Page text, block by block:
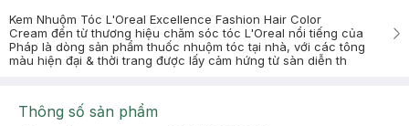
Kem Nhuộm Tóc L'Oreal Excellence Fashion Hair Color
Cream đến từ thương hiệu chăm sóc tóc L'Oreal nổi tiếng của
Pháp là dòng sản phẩm thuốc nhuộm tóc tại nhà, với các tông
màu hiện đại & thời trang được lấy cảm hứng từ sàn diễn th
Thông số sản phẩm